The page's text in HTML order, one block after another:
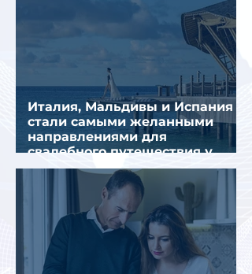
Италия, Мальдивы и Испания
стали самыми желанными
направлениями для
свадебного путешествия у
россиян